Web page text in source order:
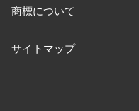
商標について
サイトマップ